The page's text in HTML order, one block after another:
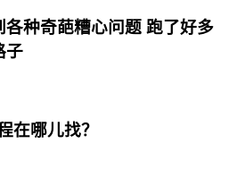
种奇葩糟心问题 跑了好多
子
在哪儿找？